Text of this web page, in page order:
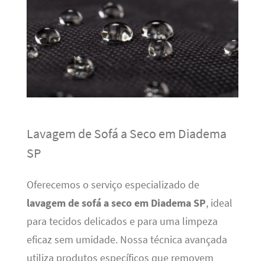
Lavagem de Sofá a Seco em Diadema
SP
Oferecemos o serviço especializado de
lavagem de sofá a seco em Diadema SP, ideal
para tecidos delicados e para uma limpeza
eficaz sem umidade. Nossa técnica avançada
utiliza produtos específicos que removem